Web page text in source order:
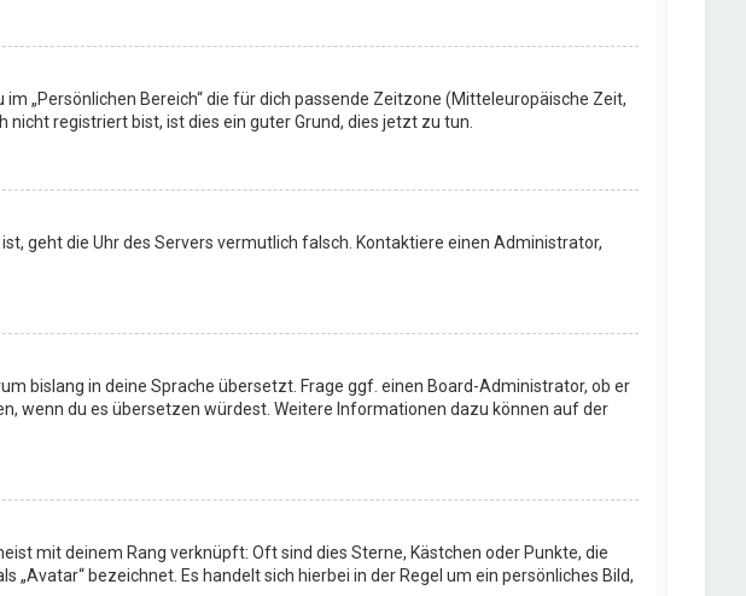
„Persönlichen Bereich“ die für dich passende Zeitzone (Mitteleuropäische Zeit,
registriert bist, ist dies ein guter Grund, dies jetzt zu tun.
geht die Uhr des Servers vermutlich falsch. Kontaktiere einen Administrator,
bislang in deine Sprache übersetzt. Frage ggf. einen Board-Administrator, ob er
wenn du es übersetzen würdest. Weitere Informationen dazu können auf der
mit deinem Rang verknüpft: Oft sind dies Sterne, Kästchen oder Punkte, die
bezeichnet. Es handelt sich hierbei in der Regel um ein persönliches Bild,